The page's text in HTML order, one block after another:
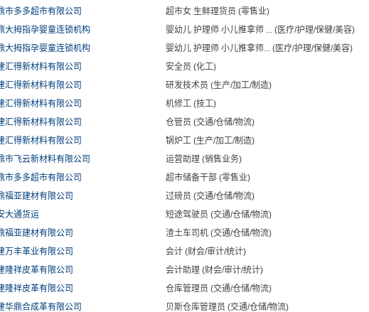
市多多超市有限公司
超市女 生鲜理货员 (零售业)
大拇指孕婴童连锁机构
婴幼儿 护理师 小儿推拿师 ... (医疗/护理/保健/美容)
大拇指孕婴童连锁机构
婴幼儿 护理师 小儿推拿师... (医疗/护理/保健/美容)
汇得新材料有限公司
安全员 (化工)
汇得新材料有限公司
研发技术员 (生产/加工/制造)
汇得新材料有限公司
机修工 (技工)
汇得新材料有限公司
仓管员 (交通/仓储/物流)
汇得新材料有限公司
锅炉工 (生产/加工/制造)
市飞云新材料有限公司
运营助理 (销售业务)
市多多超市有限公司
超市储备干部 (零售业)
福亚建材有限公司
过磅员 (交通/仓储/物流)
大通货运
短途驾驶员 (交通/仓储/物流)
福亚建材有限公司
渣土车司机 (交通/仓储/物流)
万丰革业有限公司
会计 (财会/审计/统计)
隆祥皮革有限公司
会计助理 (财会/审计/统计)
隆祥皮革有限公司
仓库管理员 (交通/仓储/物流)
华鼎合成革有限公司
贝斯仓库管理员 (交通/仓储/物流)